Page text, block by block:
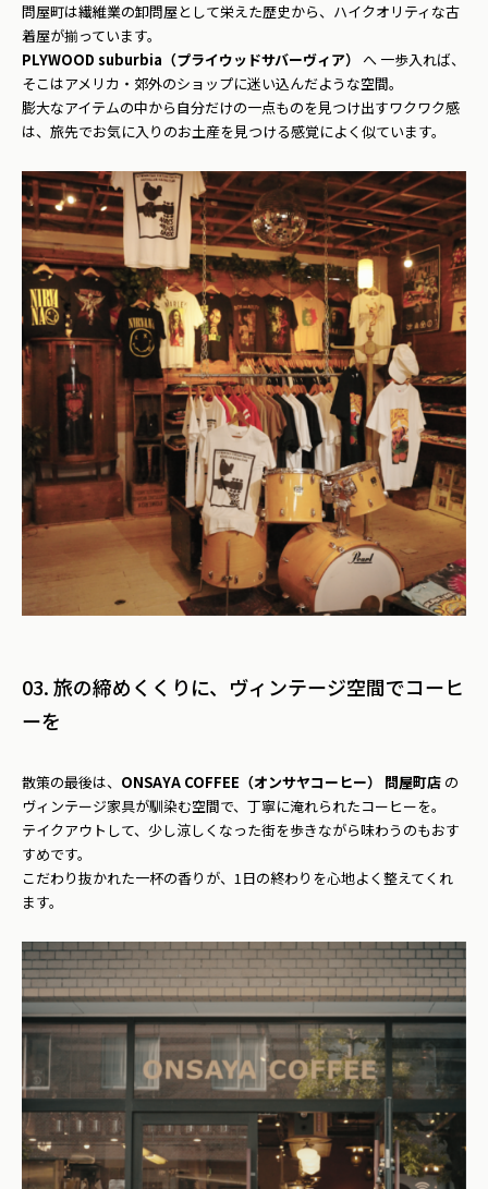
問屋町は繊維業の卸問屋として栄えた歴史から、ハイクオリティな古
着屋が揃っています。
PLYWOOD suburbia（プライウッドサバーヴィア） へ 一歩入れば、
そこはアメリカ・郊外のショップに迷い込んだような空間。
膨大なアイテムの中から自分だけの一点ものを見つけ出すワクワク感
は、旅先でお気に入りのお土産を見つける感覚によく似ています。
03. 旅の締めくくりに、ヴィンテージ空間でコーヒ
ーを
散策の最後は、 ONSAYA COFFEE（オンサヤコーヒー） 問屋町店 の
ヴィンテージ家具が馴染む空間で、丁寧に淹れられたコーヒーを。
テイクアウトして、少し涼しくなった街を歩きながら味わうのもおす
すめです。
こだわり抜かれた一杯の香りが、1日の終わりを心地よく整えてくれ
ます。